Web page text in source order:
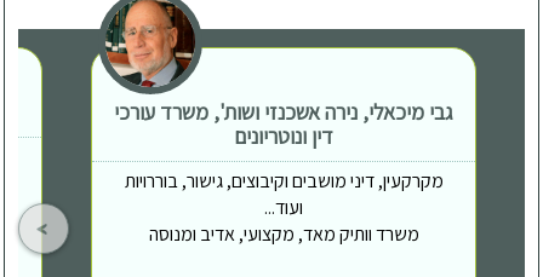
גבי מיכאלי, נירה אשכנזי ושות', משרד עורכי
דין ונוטריונים
מקרקעין, דיני מושבים וקיבוצים, גישור, בוררויות
ועוד...
משרד וותיק מאד, מקצועי, אדיב ומנוסה